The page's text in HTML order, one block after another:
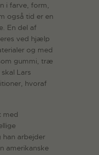
i farve, form,
også tid er en
En del af
ved hjælp
og med
gummi, træ
Lars
hvoraf
med
han arbejder
amerikanske